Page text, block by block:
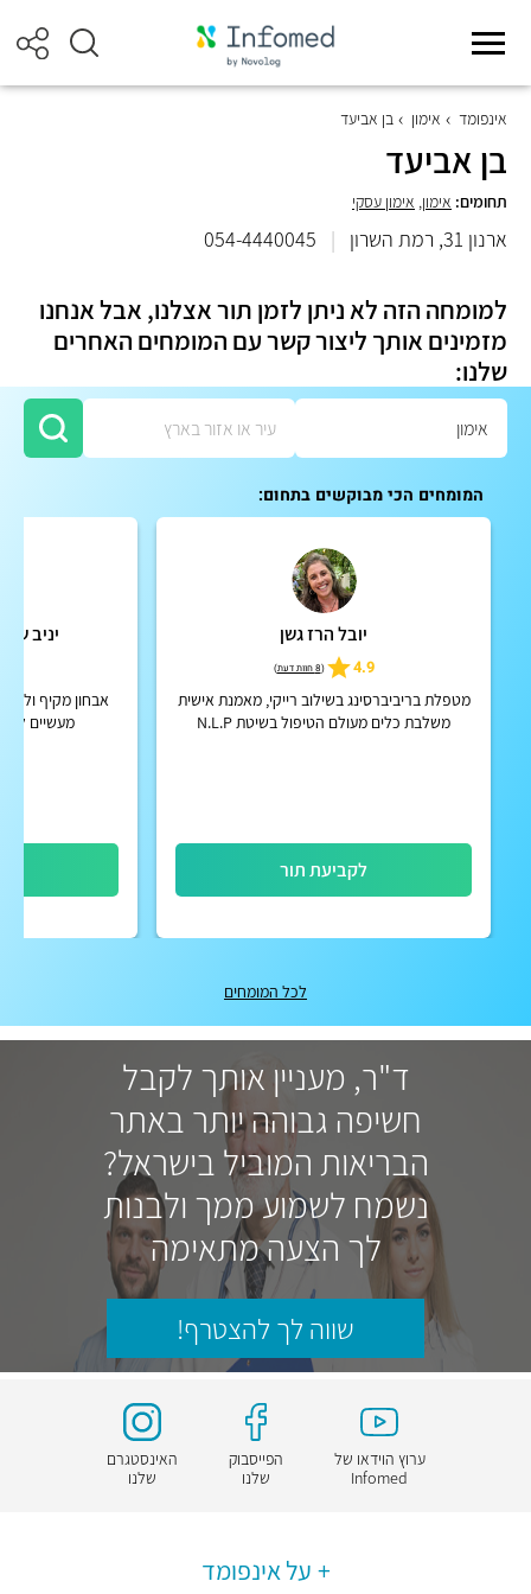
אינפומד אימון בן אביעד
בן אביעד
תחומים: אימון, אימון עסקי
ארנון 31, רמת השרון |
054-4440045
למומחה הזה לא ניתן לזמן תור אצלנו, אבל אנחנו
מזמינים אותך ליצור קשר עם המומחים האחרים
שלנו:
המומחים הכי מבוקשים בתחום:
יובל הרז גשן
4.9
(8 חוות דעת )
מטפלת בריביברסינג בשילוב רייקי, מאמנת אישית
משלבת כלים מעולם הטיפול בשיטת N.L.P
לקביעת תור
יניב
אבחון מקיף
מעשיים
לכל המומחים
ד"ר, מעניין אותך לקבל
חשיפה גבוהה יותר באתר
הבריאות המוביל בישראל?
נשמח לשמוע ממך ולבנות
לך הצעה מתאימה
שווה לך להצטרף!
ערוץ הוידאו של
Infomed
הפייסבוק
שלנו
האינסטגרם
שלנו
על אינפומד